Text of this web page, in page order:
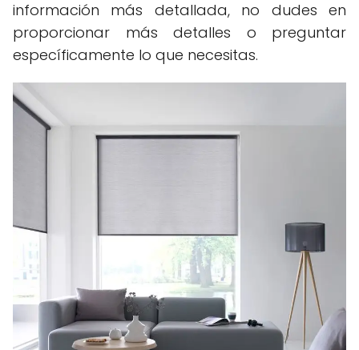
información más detallada, no dudes en
proporcionar más detalles o preguntar
específicamente lo que necesitas.